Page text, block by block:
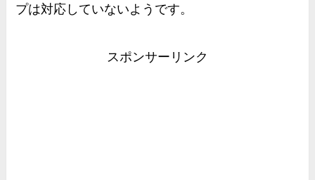
プは対応していないようです。
スポンサーリンク